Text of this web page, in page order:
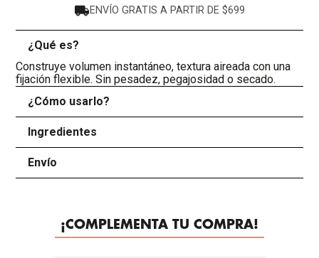
ENVÍO GRATIS A PARTIR DE $699
¿Qué es?
Construye volumen instantáneo, textura aireada con una
fijación flexible. Sin pesadez, pegajosidad o secado.
¿Cómo usarlo?
Ingredientes
Envío
¡COMPLEMENTA TU COMPRA!